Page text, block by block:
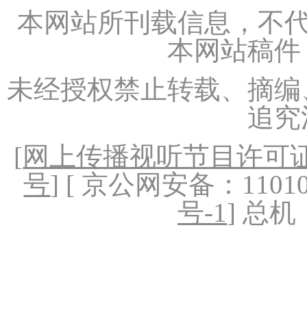
本网站所刊载信息，不
本网站稿
未经授权禁止转载、摘
追
[网上传播视听节目许可
号] [ 京公网安备：
号-1] 总机